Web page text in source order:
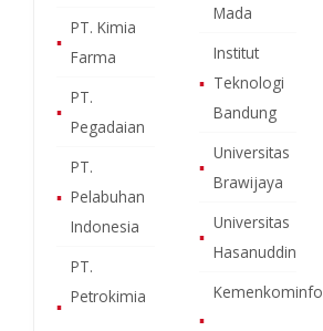
▪
PT. Kimia
Farma
▪
PT.
Pegadaian
▪
PT.
Pelabuhan
Indonesia
▪
PT.
Petrokimia
Mada
▪
Institut
Teknologi
Bandung
▪
Universitas
Brawijaya
▪
Universitas
Hasanuddin
▪
Kemenkominfo